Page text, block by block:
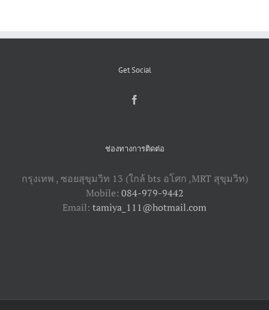
Get Social
ช่องทางการติดต่อ
กรุงเทพ , ซอยสุขุมวิท 13 (ใกล้ bts อโศก ,​MRT สุขุมวิท)
Mobile: 084-979-9442
Email: tamiya_111@hotmail.com